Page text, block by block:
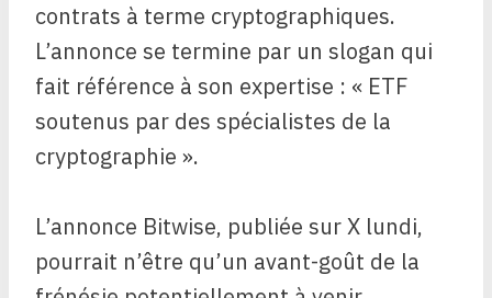
contrats à terme cryptographiques.
L’annonce se termine par un slogan qui
fait référence à son expertise : « ETF
soutenus par des spécialistes de la
cryptographie ».
L’annonce Bitwise, publiée sur X lundi,
pourrait n’être qu’un avant-goût de la